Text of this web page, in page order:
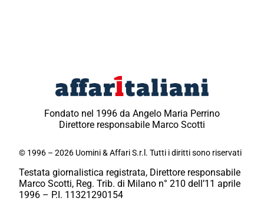
Fondato nel 1996 da Angelo Maria Perrino
Direttore responsabile Marco Scotti
© 1996 – 2026 Uomini & Affari S.r.l. Tutti i diritti sono riservati
Testata giornalistica registrata, Direttore responsabile
Marco Scotti, Reg. Trib. di Milano n° 210 dell’11 aprile
1996 – P.I. 11321290154